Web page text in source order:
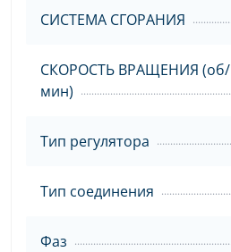
СИСТЕМА СГОРАНИЯ
СКОРОСТЬ ВРАЩЕНИЯ (об/
мин)
Тип регулятора
Тип соединения
Фаз